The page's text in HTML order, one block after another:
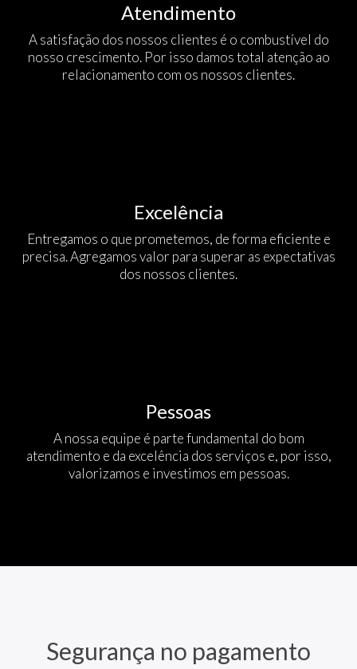
Atendimento
A satisfação dos nossos clientes é o combustível do
nosso crescimento. Por isso damos total atenção ao
relacionamento com os nossos clientes.
Excelência
Entregamos o que prometemos, de forma eficiente e
precisa. Agregamos valor para superar as expectativas
dos nossos clientes.
Pessoas
A nossa equipe é parte fundamental do bom
atendimento e da excelência dos serviços e, por isso,
valorizamos e investimos em pessoas.
Segurança no pagamento